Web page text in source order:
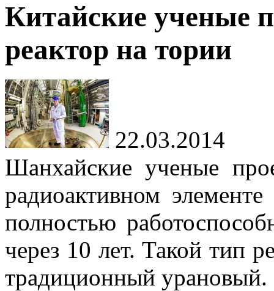
Китайские ученые
реактор на тории
22.03.2014
Шанхайские ученые
радиоактивном
полностью
через 10 лет. Такой тип
традиционный урановый.